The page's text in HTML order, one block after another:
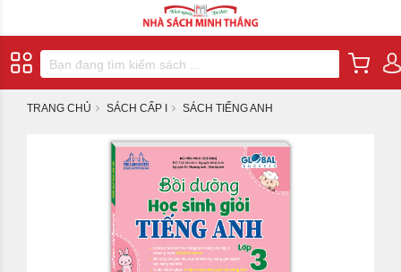
TRANG CHỦ SÁCH CẤP I SÁCH TIẾNG ANH